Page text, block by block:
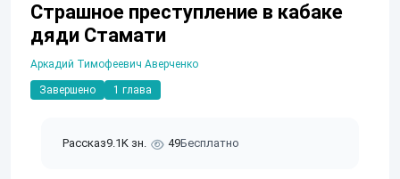
Страшное преступление в кабаке
дяди Стамати
Аркадий Тимофеевич Аверченко
Завершено 1 глава
Рассказ9.1K зн. 49Бесплатно